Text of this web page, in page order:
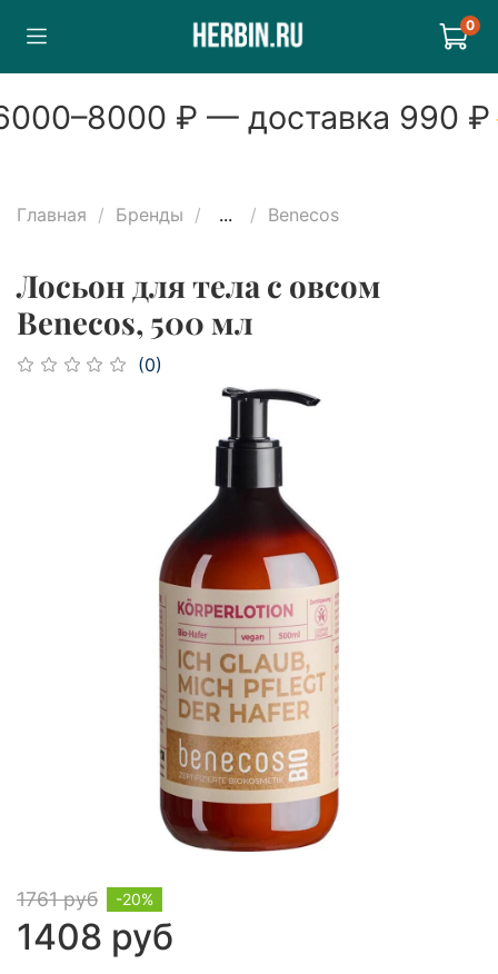
0
–8000₽ — доставка990₽
Главная Бренды ... Benecos
Лосьон для тела с овсом
Benecos, 500 мл
(0)
1761 руб
1408 руб
-20%